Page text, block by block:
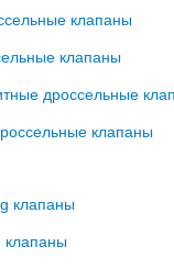
клапаны
клапаны
дроссельные
клапаны
клапаны
клапаны